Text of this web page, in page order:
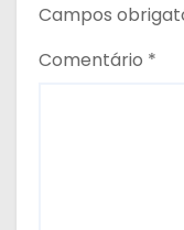
Campos
Comentário *